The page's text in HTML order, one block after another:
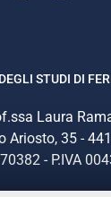
STUDI DI
Laura
Ariosto, 35 -
- P.IVA